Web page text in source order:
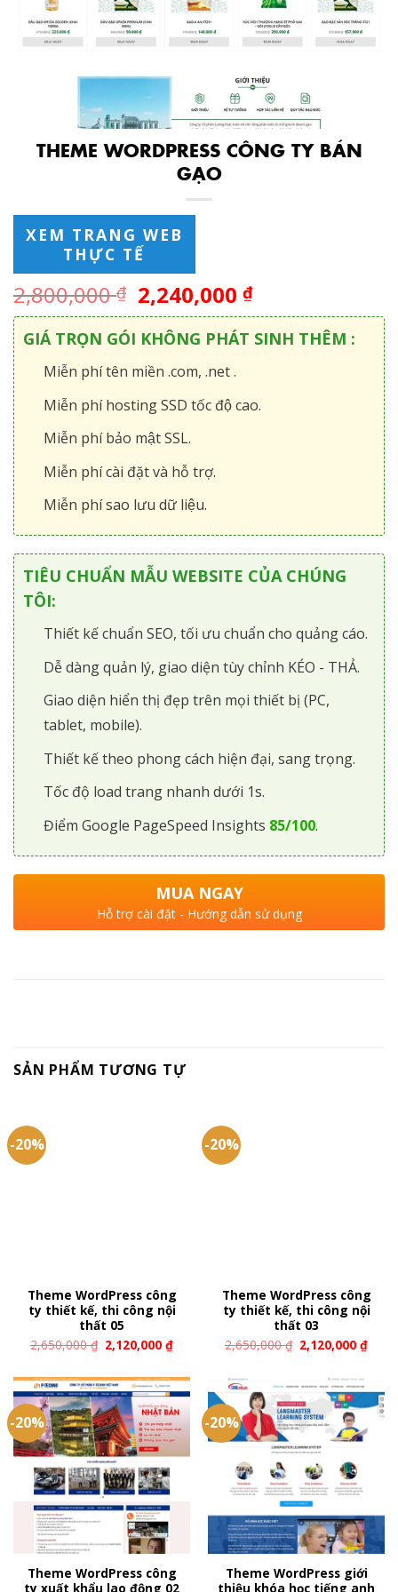
THEME WORDPRESS CÔNG TY BÁN
GẠO
XEM TRANG WEB
THỰC TẾ
2,800,000₫ 2,240,000₫
GIÁ TRỌN GÓI KHÔNG PHÁT SINH THÊM :
Miễn phí tên miền .com, .net .
Miễn phí hosting SSD tốc độ cao.
Miễn phí bảo mật SSL.
Miễn phí cài đặt và hỗ trợ.
Miễn phí sao lưu dữ liệu.
TIÊU CHUẨN MẪU WEBSITE CỦA CHÚNG
TÔI:
Thiết kế chuẩn SEO, tối ưu chuẩn cho quảng cáo.
Dễ dàng quản lý, giao diện tùy chỉnh KÉO - THẢ.
Giao diện hiển thị đẹp trên mọi thiết bị (PC,
tablet, mobile).
Thiết kế theo phong cách hiện đại, sang trọng.
Tốc độ load trang nhanh dưới 1s.
Điểm Google PageSpeed Insights 85/100.
MUA NGAY
Hỗ trợ cài đặt - Hướng dẫn sử dụng
SẢN PHẨM TƯƠNG TỰ
-20%
Theme WordPress công
ty thiết kế, thi công nội
thất 05
2,650,000₫ 2,120,000₫
-20%
Theme WordPress công
ty thiết kế, thi công nội
thất 03
2,650,000₫ 2,120,000₫
-20%
Theme WordPress công
ty xuất khẩu lao động 02
-20%
Theme WordPress giới
thiệu khóa học tiếng anh